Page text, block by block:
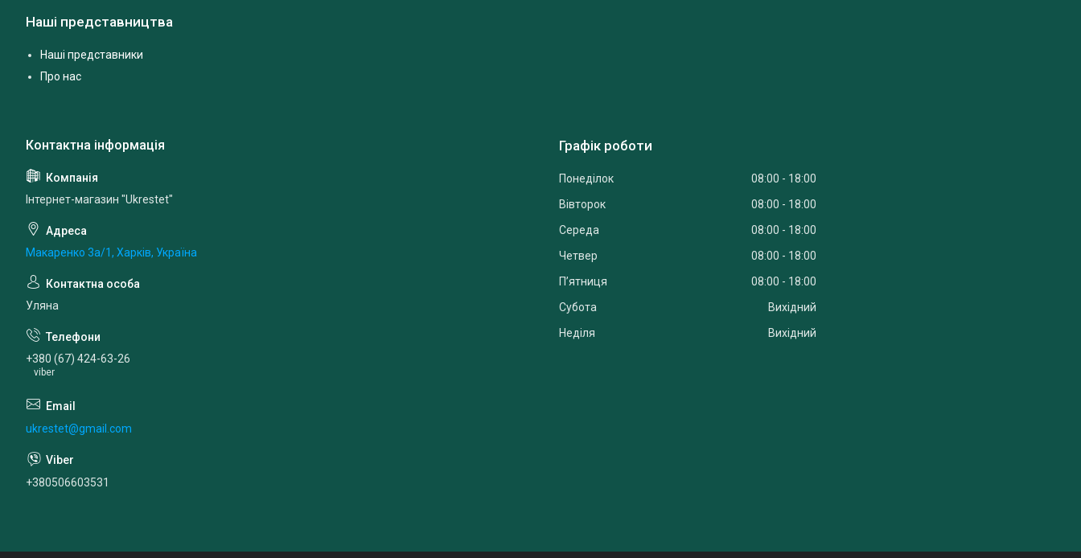
Наші представництва
Наші представники
Про нас
Інтернет-магазин "Ukrestet"
Макаренко 3а/1, Харків, Україна
Уляна
+380 (67) 424-63-26
viber
ukrestet@gmail.com
+380506603531
Графік роботи
Понеділок 08:00
18:00
Вівторок
08:00
18:00
Середа
08:00
18:00
Четвер
08:00
18:00
Пʼятниця
08:00
18:00
Субота
Вихідний
Неділя
Вихідний